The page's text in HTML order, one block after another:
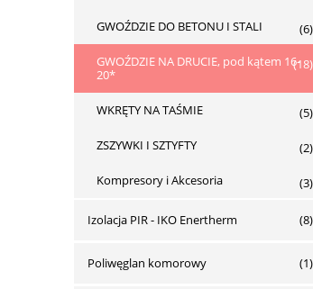
GWOŹDZIE DO BETONU I STALI (6)
GWOŹDZIE NA DRUCIE, pod kątem 16-
20*
(18)
WKRĘTY NA TAŚMIE (5)
ZSZYWKI I SZTYFTY (2)
Kompresory i Akcesoria (3)
Izolacja PIR - IKO Enertherm (8)
Poliwęglan komorowy (1)